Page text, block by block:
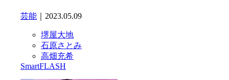
芸能 ｜2023.05.09
堺屋大地
石原さとみ
高畑充希
SmartFLASH